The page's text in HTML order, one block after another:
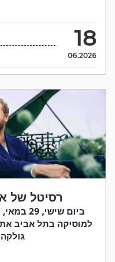
18
06.2026
רסיטל של
ביום
למוסיקה בתל אביב